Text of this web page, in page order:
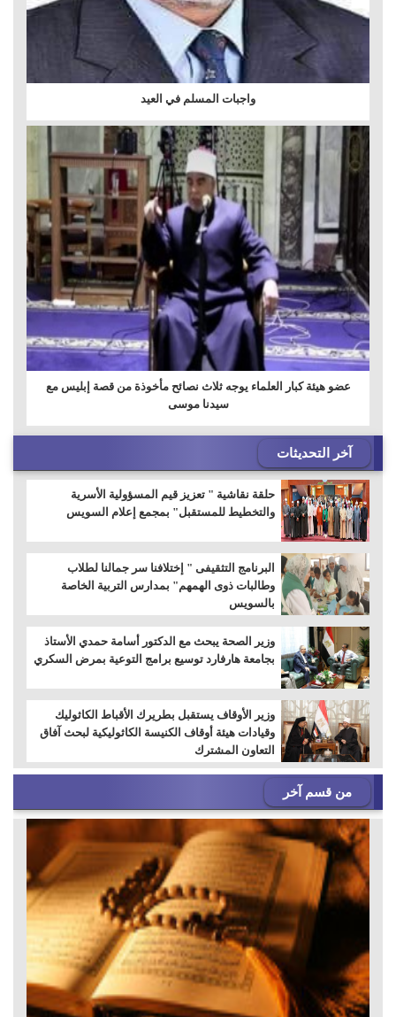
واجبات المسلم في العيد
عضو هيئة كبار العلماء يوجه ثلاث نصائح مأخوذة من قصة إبليس مع
سيدنا ‏موسى
آخر التحديثات
حلقة نقاشية " تعزيز قيم المسؤولية الأسرية
والتخطيط للمستقبل" بمجمع إعلام السويس
البرنامج التثقيفى " إختلافنا سر جمالنا لطلاب
وطالبات ذوى الهمهم" بمدارس التربية الخاصة
بالسويس
وزير الصحة يبحث مع الدكتور أسامة حمدي الأستاذ
بجامعة هارفارد توسيع برامج التوعية بمرض السكري
وزير الأوقاف يستقبل بطريرك الأقباط الكاثوليك
وقيادات هيئة أوقاف الكنيسة الكاثوليكية لبحث آفاق
التعاون المشترك
من قسم آخر